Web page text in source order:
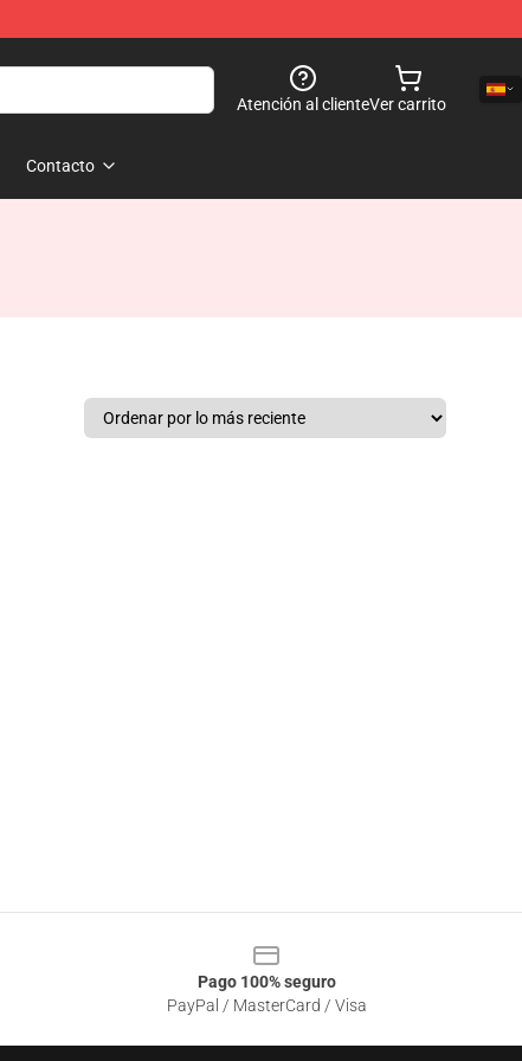
Atención al clienteVer carrito
Contacto
Pago 100% seguro
PayPal / MasterCard / Visa